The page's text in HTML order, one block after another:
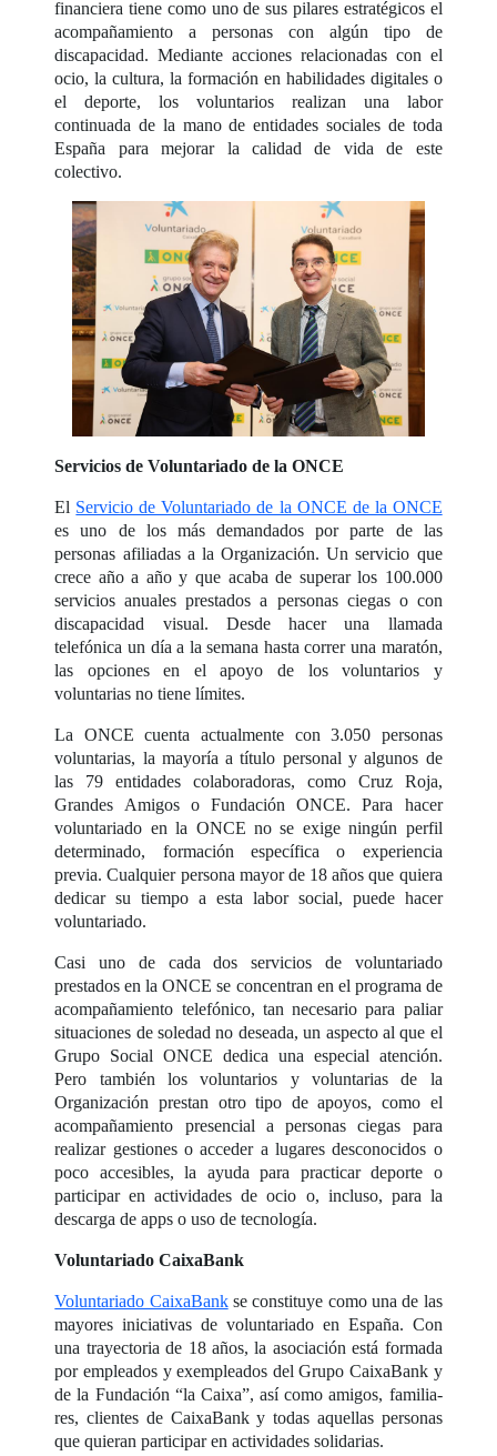
financiera tiene como uno de sus pilares estratégicos el
acompañamiento a personas con algún tipo de
discapacidad. Mediante acciones relacionadas con el
ocio, la cultura, la formación en habilidades digitales o
el deporte, los voluntarios realizan una labor
continuada de la mano de entidades sociales de toda
España para mejorar la calidad de vida de este
colectivo.
Servicios de Voluntariado de la ONCE
El Servicio de Voluntariado de la ONCE de la ONCE
es uno de los más demandados por parte de las
personas afiliadas a la Organización. Un servicio que
crece año a año y que acaba de superar los 100.000
servicios anuales prestados a personas ciegas o con
discapacidad visual. Desde hacer una llamada
telefónica un día a la semana hasta correr una maratón,
las opciones en el apoyo de los voluntarios y
voluntarias no tiene límites.
La ONCE cuenta actualmente con 3.050 personas
voluntarias, la mayoría a título personal y algunos de
las 79 entidades colaboradoras, como Cruz Roja,
Grandes Amigos o Fundación ONCE. Para hacer
voluntariado en la ONCE no se exige ningún perfil
determinado, formación específica o experiencia
previa. Cualquier persona mayor de 18 años que quiera
dedicar su tiempo a esta labor social, puede hacer
voluntariado.
Casi uno de cada dos servicios de voluntariado
prestados en la ONCE se concentran en el programa de
acompañamiento telefónico, tan necesario para paliar
situaciones de soledad no deseada, un aspecto al que el
Grupo Social ONCE dedica una especial atención.
Pero también los voluntarios y voluntarias de la
Organización prestan otro tipo de apoyos, como el
acompañamiento presencial a personas ciegas para
realizar gestiones o acceder a lugares desconocidos o
poco accesibles, la ayuda para practicar deporte o
participar en actividades de ocio o, incluso, para la
descarga de apps o uso de tecnología.
Voluntariado CaixaBank
Voluntariado CaixaBankse constituye como una de las
mayores iniciativas de voluntariado en España. Con
una trayectoria de 18 años, la asociación está formada
por empleados y exempleados del Grupo CaixaBank y
de la Fundación “la Caixa”, así como amigos, familia-
res, clientes de CaixaBank y todas aquellas personas
que quieran participar en actividades solidarias.